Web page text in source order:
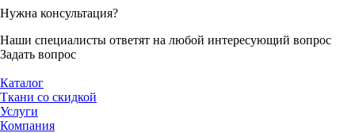
Нужна консультация?
Наши специалисты ответят на любой интересующий вопрос
Задать вопрос
Каталог
Ткани со скидкой
Услуги
Компания